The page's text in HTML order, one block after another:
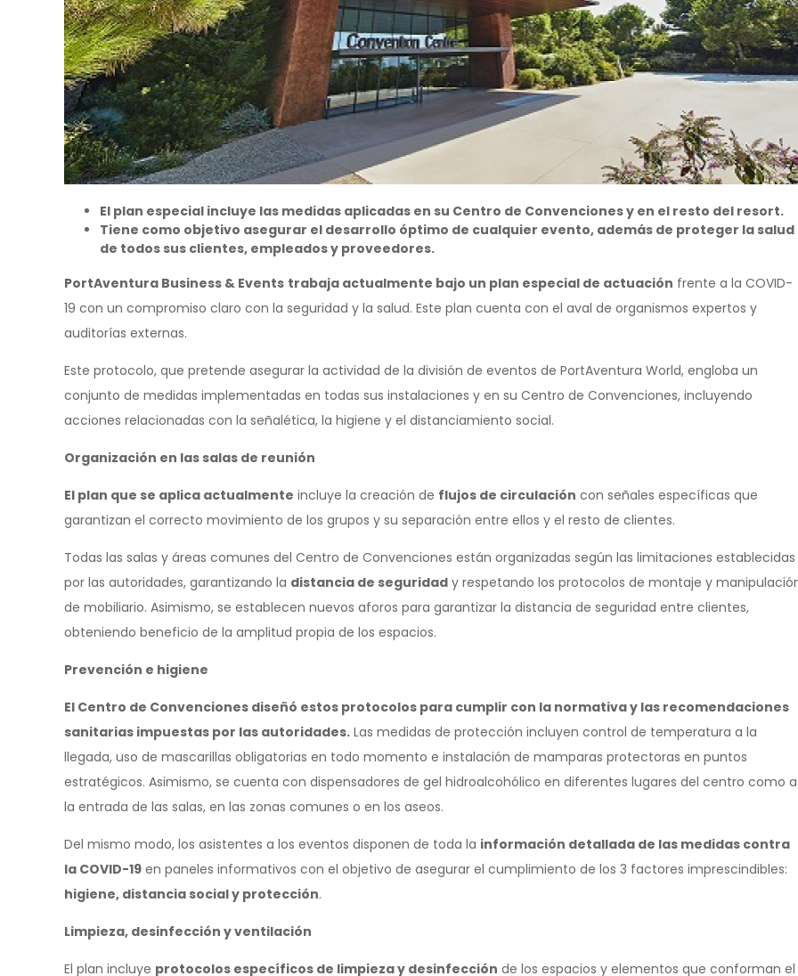
El plan especial incluye las medidas aplicadas en su Centro de Convenciones y en el resto del resort.
Tiene como objetivo asegurar el desarrollo óptimo de cualquier evento, además de proteger la salud
de todos sus clientes, empleados y proveedores.
PortAventura Business & Events trabaja actualmente bajo un plan especial de actuación frente a la COVID-
19 con un compromiso claro con la seguridad y la salud. Este plan cuenta con el aval de organismos expertos y
auditorías externas.
Este protocolo, que pretende asegurar la actividad de la división de eventos de PortAventura World, engloba un
conjunto de medidas implementadas en todas sus instalaciones y en su Centro de Convenciones, incluyendo
acciones relacionadas con la señalética, la higiene y el distanciamiento social.
Organización en las salas de reunión
El plan que se aplica actualmente incluye la creación de flujos de circulación con señales específicas que
garantizan el correcto movimiento de los grupos y su separación entre ellos y el resto de clientes.
Todas las salas y áreas comunes del Centro de Convenciones están organizadas según las limitaciones establecidas
por las autoridades, garantizando la distancia de seguridad y respetando los protocolos de montaje y
de mobiliario. Asimismo, se establecen nuevos aforos para garantizar la distancia de seguridad entre clientes,
obteniendo beneficio de la amplitud propia de los espacios.
Prevención e higiene
El Centro de Convenciones diseñó estos protocolos para cumplir con la normativa y las recomendaciones
sanitarias impuestas por las autoridades. Las medidas de protección incluyen control de temperatura a la
llegada, uso de mascarillas obligatorias en todo momento e instalación de mamparas protectoras en puntos
estratégicos. Asimismo, se cuenta con dispensadores de gel hidroalcohólico en diferentes lugares del centro como a
la entrada de las salas, en las zonas comunes o en los aseos.
Del mismo modo, los asistentes a los eventos disponen de toda la información detallada de las medidas contra
la COVID-19 en paneles informativos con el objetivo de asegurar el cumplimiento de los 3 factores imprescindibles:
higiene, distancia social y protección.
Limpieza, desinfección y ventilación
El plan incluye protocolos específicos de limpieza y desinfección de los espacios y elementos que conforman el